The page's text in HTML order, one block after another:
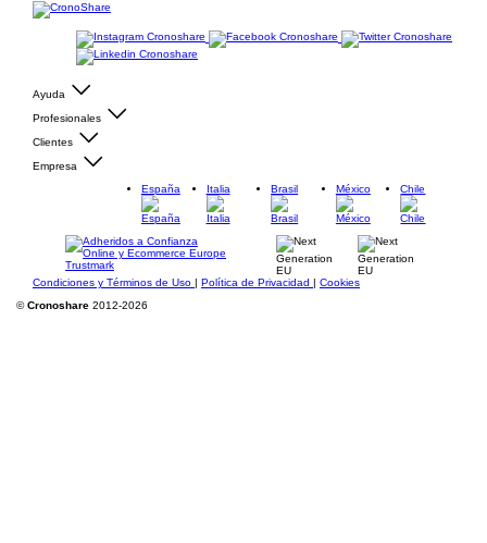
Ayuda
Profesionales
Clientes
Empresa
España
Italia Brasil México Chile
Condiciones y Términos de Uso | Política de Privacidad | Cookies
©Cronoshare 2012-2026